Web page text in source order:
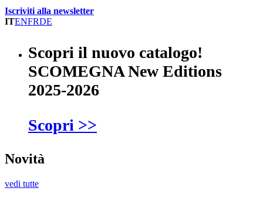
Iscriviti alla newsletter
ITENFRDE
Scopri il nuovo catalogo!
SCOMEGNA New Editions
2025-2026
Scopri >>
Novità
vedi tutte